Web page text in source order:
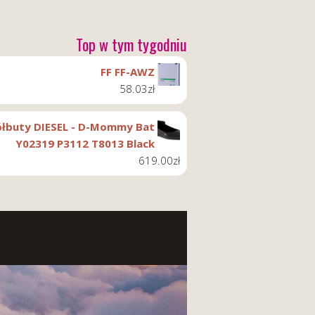
Top w tym tygodniu
FF FF-AWZ
58.03zł
DIESEL - D-Mommy Bat
Y02319 P3112 T8013 Black
619.00zł